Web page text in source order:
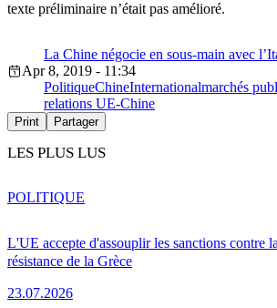
texte préliminaire n’était pas amélioré.
La Chine négocie en sous-main avec
Apr 8, 2019 - 11:34
PolitiqueChineInternationalmarchés
relations UE-Chine
Print Partager
LES PLUS LUS
L'UE accepte d'assouplir les sanctions contre
résistance de la Grèce
23.07.2026
POLITIQUE